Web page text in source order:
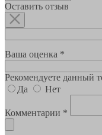
Оставить отзыв
Ваша оценка *
Рекомендуете данный
Да
Нет
Комментарии *